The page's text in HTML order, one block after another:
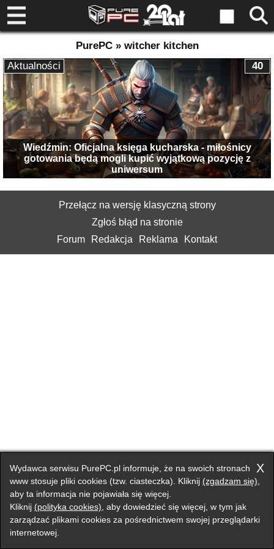
PurePC » witcher kitchen
Wiedźmin: Oficjalna księga kucharska - miłośnicy
gotowania będą mogli kupić wyjątkową pozycję z
uniwersum
40
Aktualności
Przełącz na wersję klasyczną strony
Zgłoś błąd na stronie
Forum
Redakcja Reklama Kontakt
X
Wydawca serwisu PurePC.pl informuje, że na swoich stronach
www stosuje pliki cookies (tzw. ciasteczka). Kliknij (zgadzam się)
aby ta informacja nie pojawiała się więcej.
Kliknij (polityka cookies) , aby dowiedzieć się więcej, w tym jak
zarządzać plikami cookies za pośrednictwem swojej przeglądarki
internetowej.